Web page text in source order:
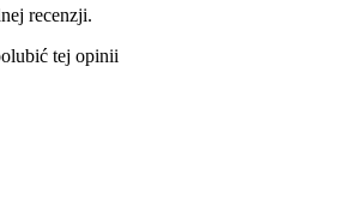
recenzji.
tej opinii